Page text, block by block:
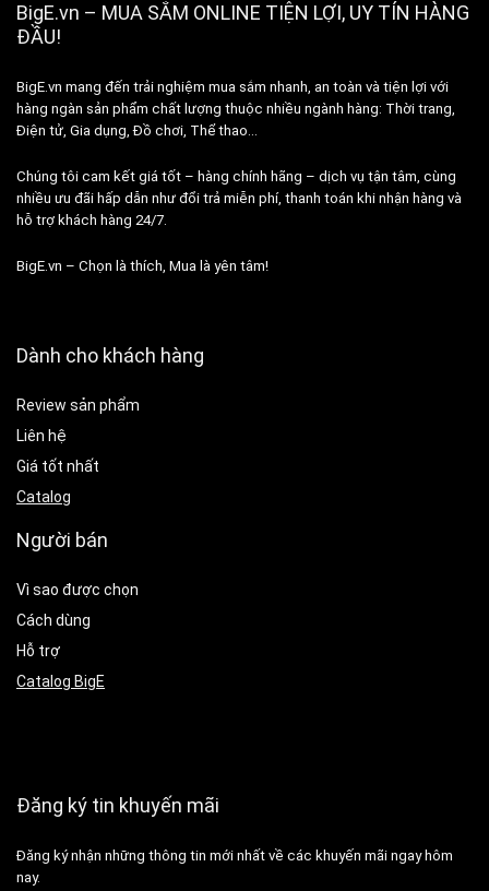
BigE.vn – MUA SẮM ONLINE TIỆN LỢI, UY TÍN HÀNG
ĐẦU!
BigE.vn mang đến trải nghiệm mua sắm nhanh, an toàn và tiện lợi với
hàng ngàn sản phẩm chất lượng thuộc nhiều ngành hàng: Thời trang,
Điện tử, Gia dụng, Đồ chơi, Thể thao…
Chúng tôi cam kết giá tốt – hàng chính hãng – dịch vụ tận tâm, cùng
nhiều ưu đãi hấp dẫn như đổi trả miễn phí, thanh toán khi nhận hàng và
hỗ trợ khách hàng 24/7.
BigE.vn – Chọn là thích, Mua là yên tâm!
Dành cho khách hàng
Review sản phẩm
Liên hệ
Giá tốt nhất
Catalog
Người bán
Vì sao được chọn
Cách dùng
Hỗ trợ
Catalog BigE
Đăng ký tin khuyến mãi
Đăng ký nhận những thông tin mới nhất về các khuyến mãi ngay hôm
nay.